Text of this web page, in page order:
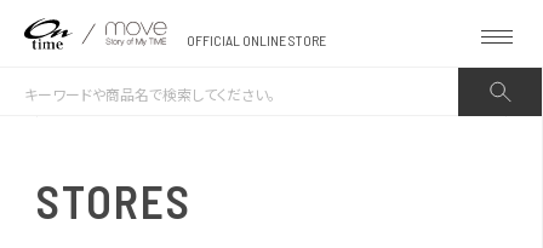
OFFICIAL ONLINE STORE
STORES